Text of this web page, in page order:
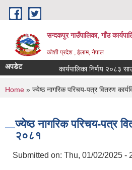
Skip to main content
सन्दकपुर गाउँपालिका, गाँउ
कोशी प्रदेश , ईलाम, नेपाल
अपडेट कार्यपालिका निर्णय २०८३
You are here
Home » ज्येष्ठ नागरिक परिचय-पत्र वितरण
ज्येष्ठ नागरिक परिचय-पत्र
२०८१
Submitted on: Thu, 01/02/2025 -